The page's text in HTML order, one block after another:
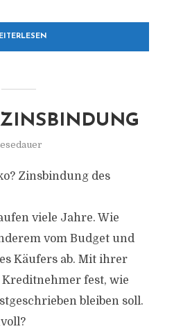
Zinsbindung des
viele Jahre. Wie
vom Budget und
Käufers ab. Mit ihrer
fest, wie
bleiben soll.